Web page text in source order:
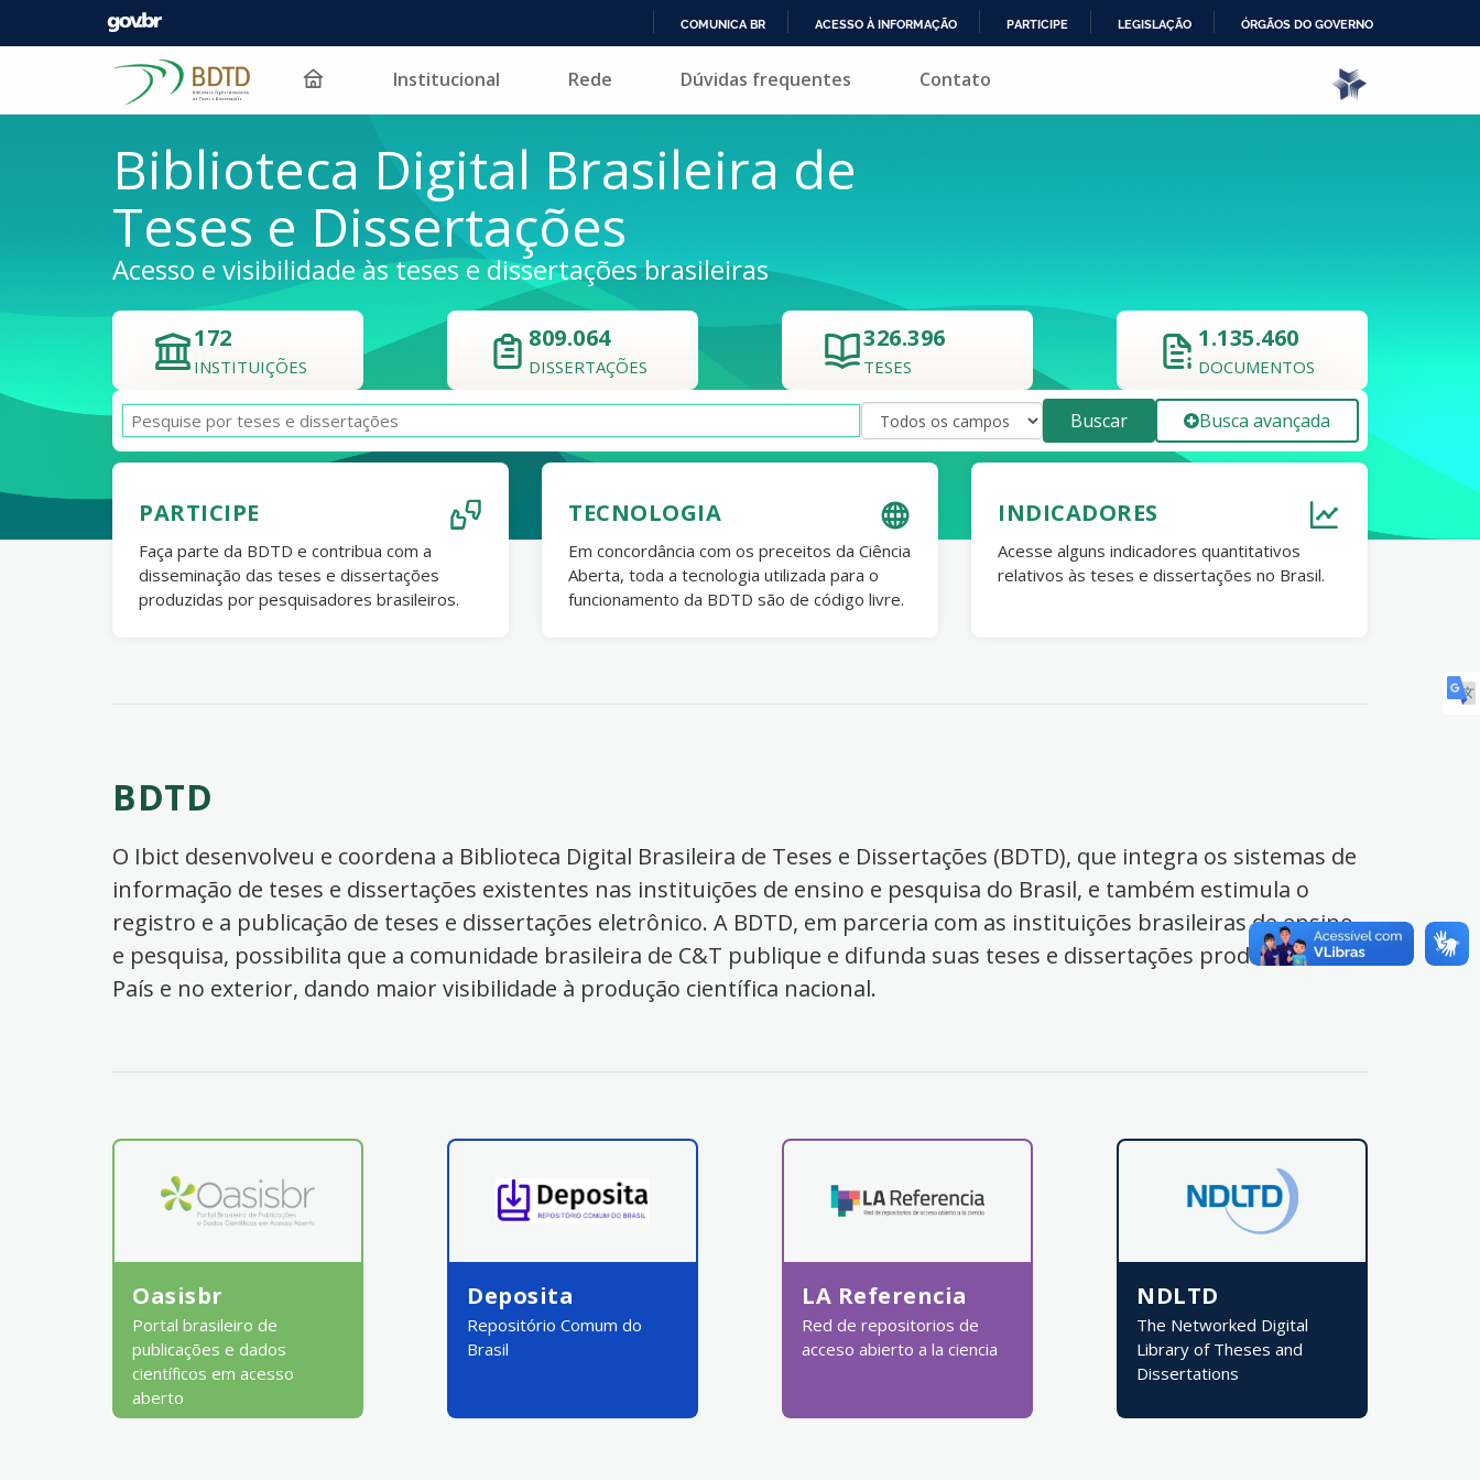
PARA
COMUNICA BR ACESSO À INFORMAÇÃO PARTICIPE LEGISLAÇÃO ÓRGÃOS DO GOVERNO
Pular para o conteúdo Institucional Rede Dúvidas frequentes Contato
Biblioteca Digital Brasileira de
Teses e Dissertações
Acesso e visibilidade às teses e dissertações brasileiras
172
INSTITUIÇÕES
809.064
DISSERTAÇÕES
326.396
TESES
1.135.460
DOCUMENTOS
Buscar Busca avançada
PARTICIPE
Faça parte da BDTD e contribua com a
disseminação das teses e dissertações
produzidas por pesquisadores brasileiros.
TECNOLOGIA
Em concordância com os preceitos da Ciência
Aberta, toda a tecnologia utilizada para o
funcionamento da BDTD são de código livre.
INDICADORES
Acesse alguns indicadores quantitativos
relativos às teses e dissertações no Brasil.
BDTD
O Ibict desenvolveu e coordena a Biblioteca Digital Brasileira de Teses e Dissertações (BDTD), que integra os sistemas de
informação de teses e dissertações existentes nas instituições de ensino e pesquisa do Brasil, e também estimula o
registro e a publicação de teses e dissertações eletrônico. A BDTD, em parceria com as instituições brasileiras de ensino
e pesquisa, possibilita que a comunidade brasileira de C&T publique e difunda suas teses e dissertações produzidas no
País e no exterior, dando maior visibilidade à produção científica nacional.
Oasisbr
Portal brasileiro de
publicações e dados
científicos em acesso
aberto
Deposita
Repositório Comum do
Brasil
LA Referencia
Red de repositorios de
acceso abierto a la ciencia
NDLTD
The Networked Digital
Library of Theses and
Dissertations